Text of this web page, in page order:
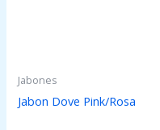
Jabones
Jabon Dove Pink/Rosa